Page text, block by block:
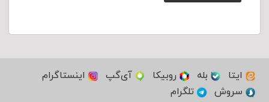
ایتا بله روبیکا آی‌گپ
اینستاگرام
سروش
تلگرام